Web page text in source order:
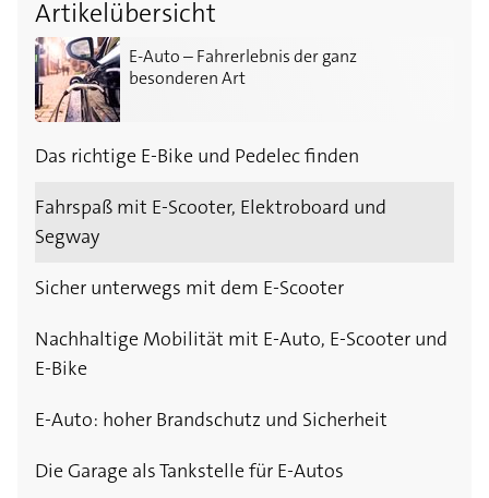
Artikelübersicht
E-Auto – Fahrerlebnis der ganz
besonderen Art
E-Auto – Fahrerlebnis der ganz besonderen Art
Das richtige E-Bike und Pedelec finden
Fahrspaß mit E-Scooter, Elektroboard und
Segway
Sicher unterwegs mit dem E-Scooter
Nachhaltige Mobilität mit E-Auto, E-Scooter und
E-Bike
E-Auto: hoher Brandschutz und Sicherheit
Die Garage als Tankstelle für E-Autos